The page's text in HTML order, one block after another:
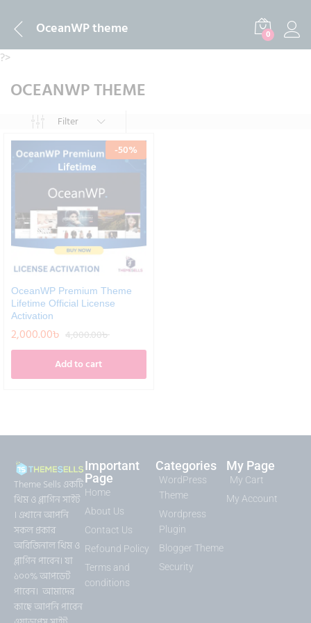
OceanWP theme 0
?>
OCEANWP THEME
Filter
-50%
OceanWP Premium Theme
Lifetime Official License
Activation
2,000.00৳ 4,000.00৳
Add to cart
Theme Sells একটি
থিম ও প্লাগিন সাইট
। এখানে আপনি
সকল প্রকার
অরিজিনাল থিম ও
প্লাগিন পাবেন। যা
১০০% আপডেট
পাবেন। আমাদের
কাছে আপনি পাবেন
Important
Page
Home
About Us
Contact Us
Refound Policy
Terms and
conditions
Categories
WordPress
Theme
Wordpress
Plugin
Blogger Theme
Security
My Page
My Cart
My Account